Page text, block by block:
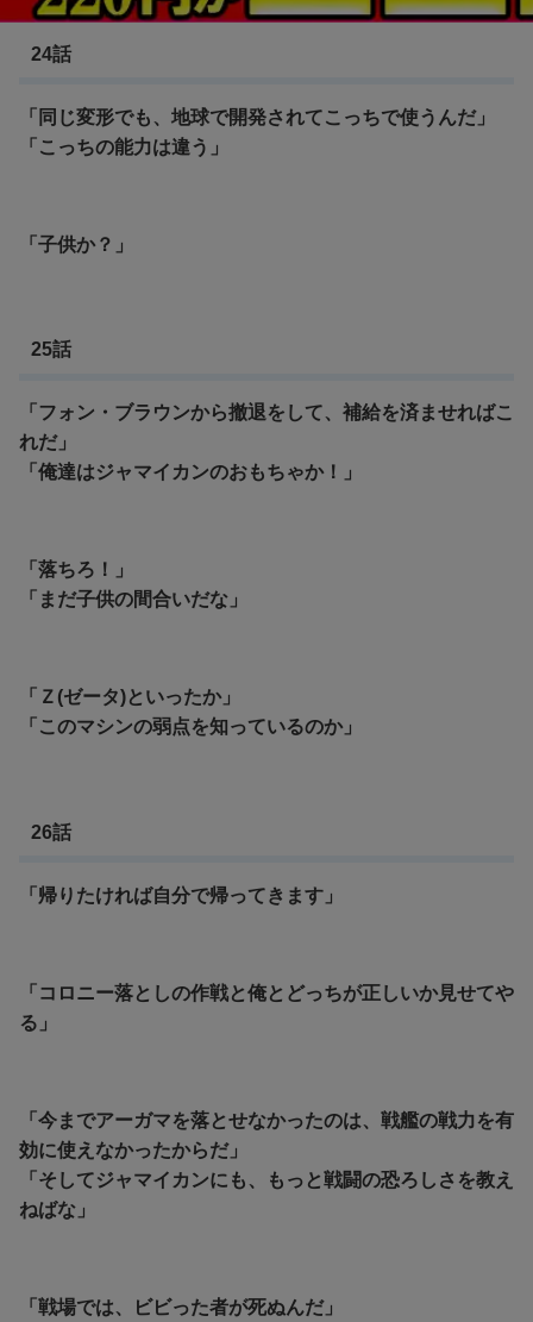
24話
「同じ変形でも、地球で開発されてこっちで使うんだ」
「こっちの能力は違う」
「子供か？」
25話
「フォン・ブラウンから撤退をして、補給を済ませればこ
れだ」
「俺達はジャマイカンのおもちゃか！」
「落ちろ！」
「まだ子供の間合いだな」
「Ｚ(ゼータ)といったか」
「このマシンの弱点を知っているのか」
26話
「帰りたければ自分で帰ってきます」
「コロニー落としの作戦と俺とどっちが正しいか見せてや
る」
「今までアーガマを落とせなかったのは、戦艦の戦力を有
効に使えなかったからだ」
「そしてジャマイカンにも、もっと戦闘の恐ろしさを教え
ねばな」
「戦場では、ビビった者が死ぬんだ」